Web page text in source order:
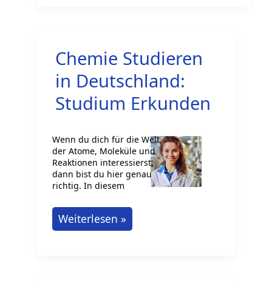
Chemie Studieren
in Deutschland:
Studium Erkunden
Wenn du dich für die Welt
der Atome, Moleküle und
Reaktionen interessierst,
dann bist du hier genau
richtig. In diesem
Chemie
Studieren
Weiterlesen »